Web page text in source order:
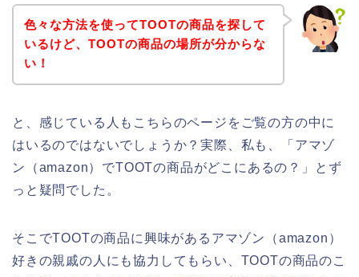
色々な方法を使ってTOOTの商品を探して
いるけど、TOOTの商品の場所が分からな
い！
と、感じている人もこちらのページをご覧の方の中に
はいるのではないでしょうか？実際、私も、「アマゾ
ン（amazon）でTOOTの商品がどこにあるの？」とず
っと疑問でした。
そこでTOOTの商品に興味があるアマゾン（amazon）
好きの親戚の人にも協力してもらい、TOOTの商品のこ